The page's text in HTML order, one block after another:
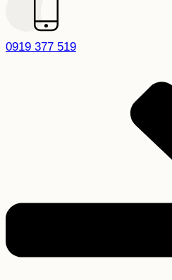
0919 377 519